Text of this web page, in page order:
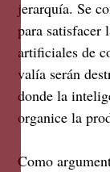
jerarquía. Se
para satisfacer
artificiales de
valía serán
donde la
organice la
Como